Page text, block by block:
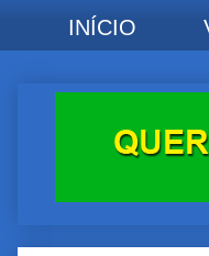
INÍCIO